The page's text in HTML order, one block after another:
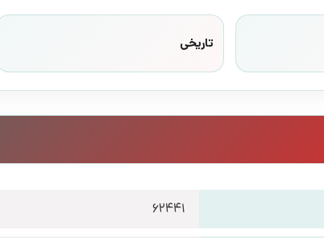
تاریخی
62441